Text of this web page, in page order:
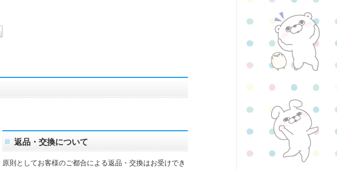
返品・交換について
原則としてお客様のご都合による返品・交換はお受けでき